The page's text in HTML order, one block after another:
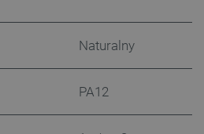
Naturalny
PA12
YouTube
Google